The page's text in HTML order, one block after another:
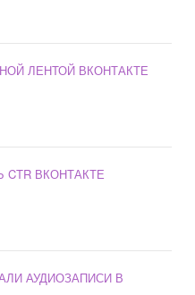
ЛЕНТОЙ ВКОНТАКТЕ
ВКОНТАКТЕ
АУДИОЗАПИСИ В